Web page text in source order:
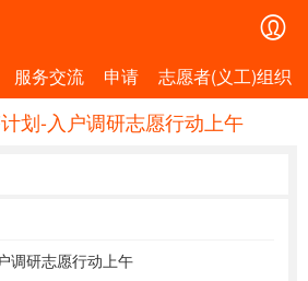
服务交流 申请 志愿者(义工)组织
划-入户调研志愿行动上午
调研志愿行动上午